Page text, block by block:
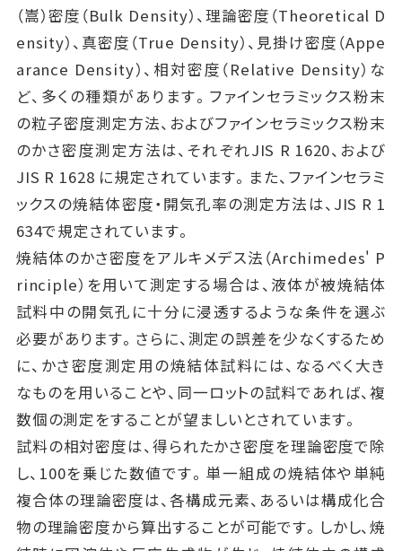
（嵩）密度（Bulk Density）、理論密度（Theoretical D
ensity）、真密度（True Density）、見掛け密度（Appe
arance Density）、相対密度（Relative Density）な
ど、多くの種類があります。ファインセラミックス粉末
の粒子密度測定方法、およびファインセラミックス粉末
のかさ密度測定方法は、それぞれJIS R 1620、および
JIS R 1628 に規定されています。また、ファインセラミ
ックスの焼結体密度・開気孔率の測定方法は、JIS R 1
634で規定されています。
焼結体のかさ密度をアルキメデス法（Archimedes' P
rinciple）を用いて測定する場合は、液体が被焼結体
試料中の開気孔に十分に浸透するような条件を選ぶ
必要があります。さらに、測定の誤差を少なくするため
に、かさ密度測定用の焼結体試料には、なるべく大き
なものを用いることや、同一ロットの試料であれば、複
数個の測定をすることが望ましいとされています。
試料の相対密度は、得られたかさ密度を理論密度で除
し、100を乗じた数値です。単一組成の焼結体や単純
複合体の理論密度は、各構成元素、あるいは構成化合
物の理論密度から算出することが可能です。しかし、焼